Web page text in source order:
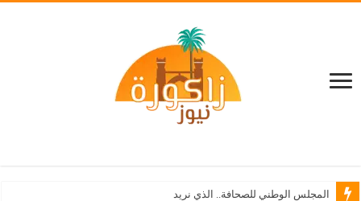
المجلس الوطني للصحافة.. الذي نريد